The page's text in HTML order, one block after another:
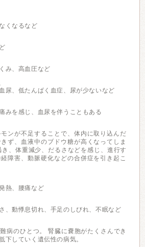
くなるなど
み、高血圧など
尿、低たんぱく血症、尿が少ないなど
みを感じ、血尿を伴うこともある
ンが不足することで、体内に取り込んだ
ず、血液中のブドウ糖が高くなってしま
、体重減少、だるさなどを感じ、進行す
障害、動脈硬化などの合併症を引き起こ
熱、腰痛など
、動悸息切れ、手足のしびれ、不眠など
病のひとつ。 腎臓に嚢胞がたくさんでき
下していく遺伝性の病気。